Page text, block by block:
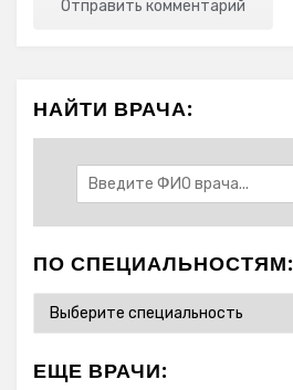
НАЙТИ ВРАЧА:
ПО СПЕЦИАЛЬНОСТЯМ:
ЕЩЕ ВРАЧИ: